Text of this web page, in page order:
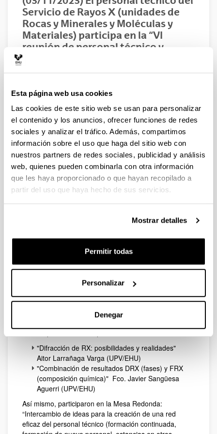
Esta página web usa cookies
Las cookies de este sitio web se usan para personalizar
el contenido y los anuncios, ofrecer funciones de redes
sociales y analizar el tráfico. Además, compartimos
información sobre el uso que haga del sitio web con
nuestros partners de redes sociales, publicidad y análisis
web, quienes pueden combinarla con otra información
que les haya proporcionado o que hayan recopilado a
partir del uso que haya hecho de sus servicios.
Mostrar detalles
Permitir todas
Personalizar
Denegar
Servicio de Rayos X (unidades de
Rocas y Minerales y Moléculas y
Materiales) participa en la “VI
reunión de personal técnico y
responsables de servicios de
difracción” celebrado en la
03/11/2023
Compartir en Facebook - (Abre una nueva ventana)
Compartir en Bluesky - (Abre una nueva ventana)
Compartir en Linkedin - (Abre una nueva
Compartir en Whatsapp - (Abre
Compartir en Telegram -
Enviar por correo
Copiar
Sangüesa y Aitor Larrañaga, asistieron a la VI reunión
de personal técnico y responsables de servicios de
durante los días 25,26 y 27 de octubre.
"Difracción de RX: posibilidades y realidades"
Aitor Larrañaga Varga (UPV/EHU)
"Combinación de resultados DRX (fases) y FRX
(composición química)" Fco. Javier Sangüesa
Aguerri (UPV/EHU)
Así mismo, participaron en la Mesa Redonda:
“Intercambio de ideas para la creación de una red
eficaz del personal técnico (formación continuada,